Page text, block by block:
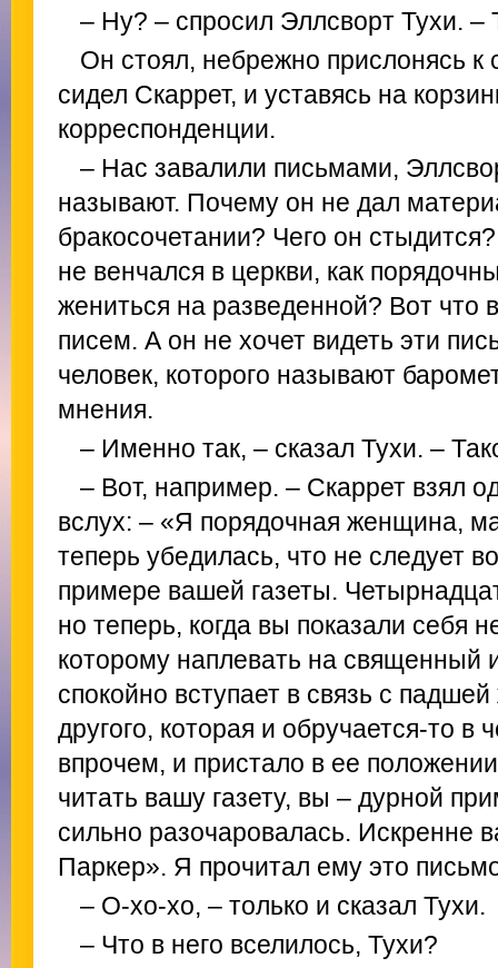
– Ну? – спросил Эллсворт Тухи. –
Он стоял, небрежно прислонясь к
сидел Скаррет, и уставясь на
корреспонденции.
– Нас завалили письмами,
называют. Почему он не дал
бракосочетании? Чего он
не венчался в церкви, как
жениться на разведенной? Вот что
писем. А он не хочет видеть эти
человек, которого называют
мнения.
– Именно так, – сказал Тухи. –
– Вот, например. – Скаррет взял
вслух: – «Я порядочная женщина,
теперь убедилась, что не следует
примере вашей газеты.
но теперь, когда вы показали себя
которому наплевать на священный
спокойно вступает в связь с
другого, которая и обручается-то в
впрочем, и пристало в ее
читать вашу газету, вы – дурной
сильно разочаровалась. Искренне
Паркер». Я прочитал ему это
– О-хо-хо, – только и сказал Тухи.
– Что в него вселилось, Тухи?